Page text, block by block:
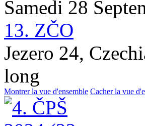
Samedi 28
13. ZČO
Jezero 24,
long
Montrer la vue d'ensemble Cacher la vue